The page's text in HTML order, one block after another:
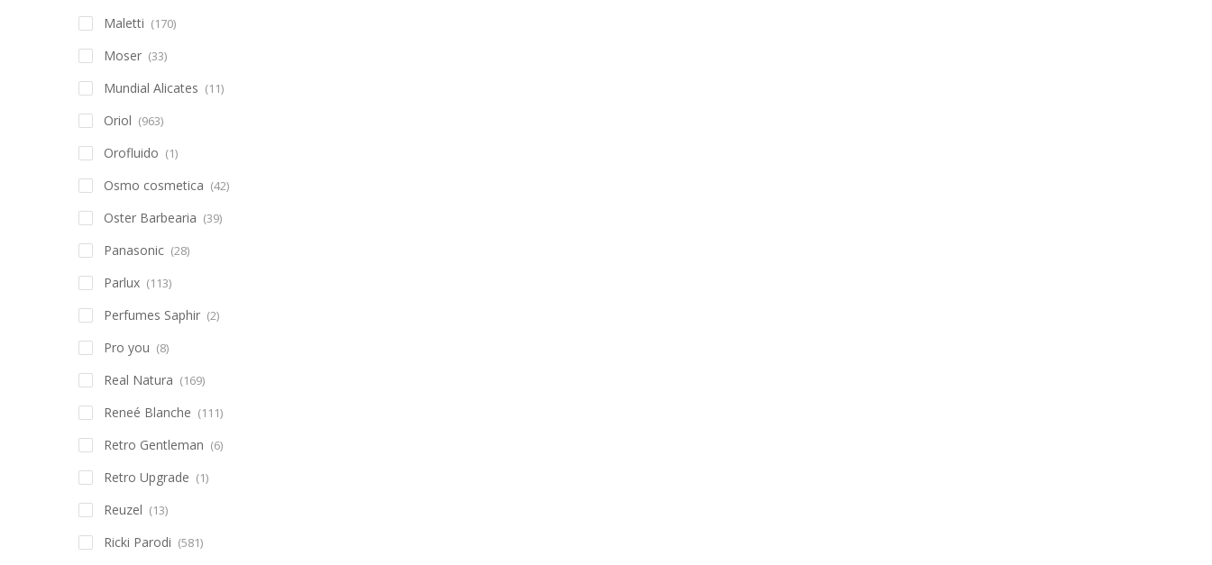
Maletti (170)
Moser (33)
Mundial Alicates (11)
Oriol (963)
Orofluido (1)
Osmo cosmetica (42)
Oster Barbearia (39)
Panasonic (28)
Parlux (113)
Perfumes Saphir (2)
Pro you (8)
Real Natura (169)
Reneé Blanche (111)
Retro Gentleman (6)
Retro Upgrade (1)
Reuzel (13)
Ricki Parodi (581)